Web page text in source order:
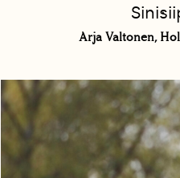
Arja Valtonen,